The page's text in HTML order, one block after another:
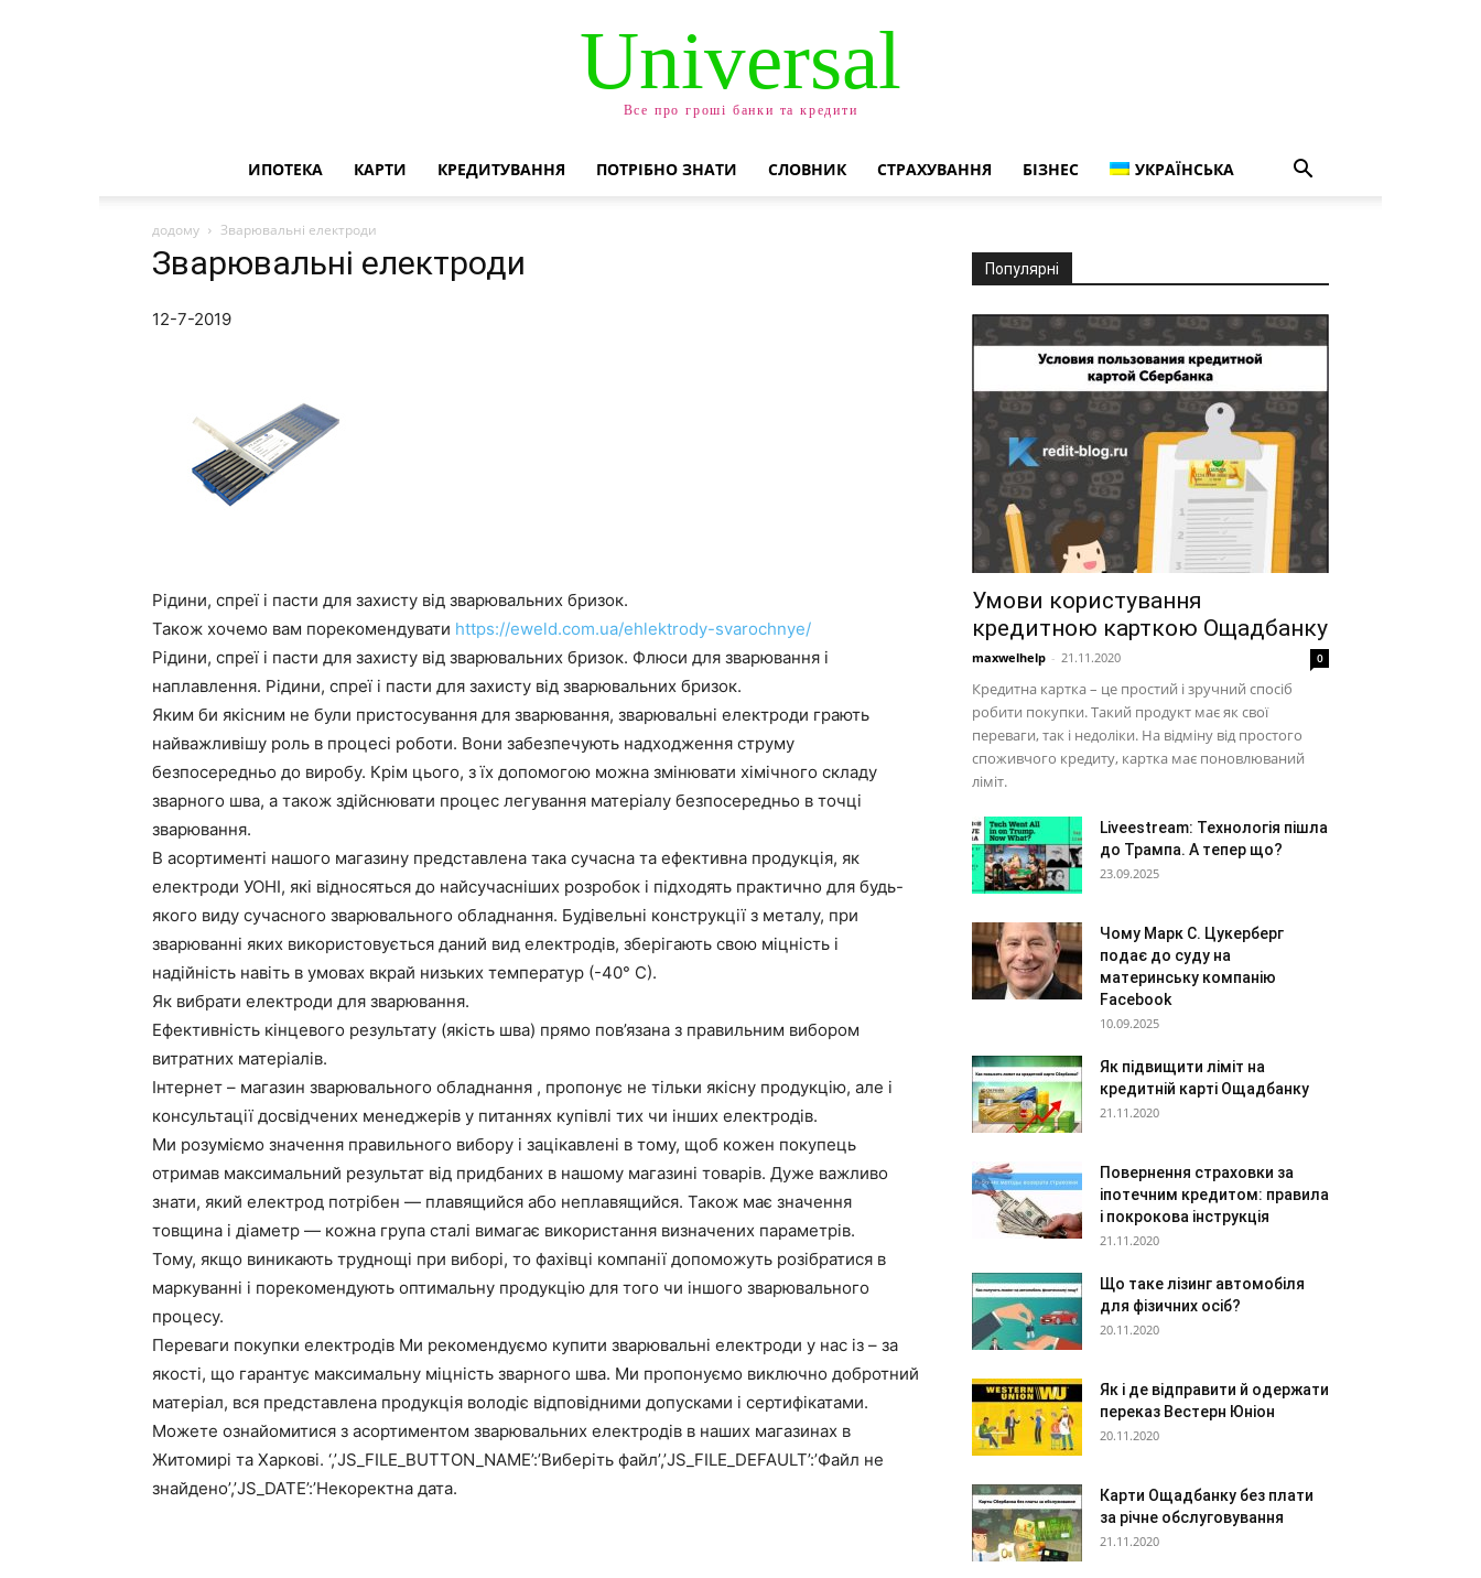
Universal
Все про гроші банки та кредити
ИПОТЕКА КАРТИ КРЕДИТУВАННЯ ПОТРІБНО ЗНАТИ СЛОВНИК СТРАХУВАННЯ БІЗНЕС УКРАЇНСЬКА
додому Зварювальні електроди
Зварювальні електроди
12-7-2019
Рідини, спреї і пасти для захисту від зварювальних бризок.
Також хочемо вам порекомендувати https://eweld.com.ua/ehlektrody-svarochnye/
Рідини, спреї і пасти для захисту від зварювальних бризок. Флюси для зварювання і
наплавлення. Рідини, спреї і пасти для захисту від зварювальних бризок.
Яким би якісним не були пристосування для зварювання, зварювальні електроди грають
найважливішу роль в процесі роботи. Вони забезпечують надходження струму
безпосередньо до виробу. Крім цього, з їх допомогою можна змінювати хімічного складу
зварного шва, а також здійснювати процес легування матеріалу безпосередньо в точці
зварювання.
В асортименті нашого магазину представлена така сучасна та ефективна продукція, як
електроди УОНІ, які відносяться до найсучасніших розробок і підходять практично для будь-
якого виду сучасного зварювального обладнання. Будівельні конструкції з металу, при
зварюванні яких використовується даний вид електродів, зберігають свою міцність і
надійність навіть в умовах вкрай низьких температур (-40° С).
Як вибрати електроди для зварювання.
Ефективність кінцевого результату (якість шва) прямо пов’язана з правильним вибором
витратних матеріалів.
Інтернет – магазин зварювального обладнання , пропонує не тільки якісну продукцію, але і
консультації досвідчених менеджерів у питаннях купівлі тих чи інших електродів.
Ми розуміємо значення правильного вибору і зацікавлені в тому, щоб кожен покупець
отримав максимальний результат від придбаних в нашому магазині товарів. Дуже важливо
знати, який електрод потрібен — плавящийся або неплавящийся. Також має значення
товщина і діаметр — кожна група сталі вимагає використання визначених параметрів.
Тому, якщо виникають труднощі при виборі, то фахівці компанії допоможуть розібратися в
маркуванні і порекомендують оптимальну продукцію для того чи іншого зварювального
процесу.
Переваги покупки електродів Ми рекомендуємо купити зварювальні електроди у нас із – за
якості, що гарантує максимальну міцність зварного шва. Ми пропонуємо виключно добротний
матеріал, вся представлена продукція володіє відповідними допусками і сертифікатами.
Можете ознайомитися з асортиментом зварювальних електродів в наших магазинах в
Житомирі та Харкові. ‘,’JS_FILE_BUTTON_NAME’:’Виберіть файл’,’JS_FILE_DEFAULT’:’Файл не
знайдено’,’JS_DATE’:’Некоректна дата.
Популярні
Умови користування
кредитною карткою Ощадбанку
maxwelhelp - 21.11.2020 0
Кредитна картка – це простий і зручний спосіб
робити покупки. Такий продукт має як свої
переваги, так і недоліки. На відміну від простого
споживчого кредиту, картка має поновлюваний
ліміт.
Liveestream: Технологія пішла
до Трампа. А тепер що?
23.09.2025
Чому Марк С. Цукерберг
подає до суду на
материнську компанію
Facebook
10.09.2025
Як підвищити ліміт на
кредитній карті Ощадбанку
21.11.2020
Повернення страховки за
іпотечним кредитом: правила
і покрокова інструкція
21.11.2020
Що таке лізинг автомобіля
для фізичних осіб?
20.11.2020
Як і де відправити й одержати
переказ Вестерн Юніон
20.11.2020
Карти Ощадбанку без плати
за річне обслуговування
21.11.2020